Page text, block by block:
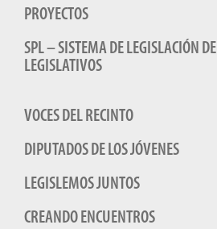
PROYECTOS
SPL – SISTEMA DE LEGISLACIÓN
LEGISLATIVOS
VOCES DEL RECINTO
DIPUTADOS DE LOS JÓVENES
LEGISLEMOS JUNTOS
CREANDO ENCUENTROS